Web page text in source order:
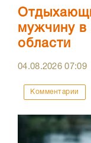
мужчину в
области
04.08.202607:09
Комментарии